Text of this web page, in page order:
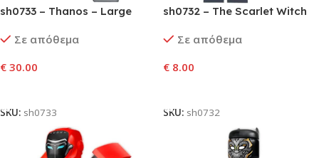
sh0733 – Thanos – Large
Outfit with Gold Armor,
Σε απόθεμα
€ 30.00
SKU: sh0733
sh0732 – The Scarlet Witch
Legs, Reddish Brown Hair
Σε απόθεμα
€ 8.00
SKU: sh0732